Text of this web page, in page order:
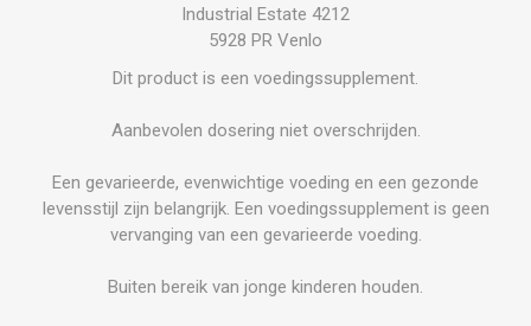
Industrial Estate 4212
5928 PR Venlo
Dit product is een voedingssupplement.
Aanbevolen dosering niet overschrijden.
Een gevarieerde, evenwichtige voeding en een gezonde
levensstijl zijn belangrijk. Een voedingssupplement is geen
vervanging van een gevarieerde voeding.
Buiten bereik van jonge kinderen houden.